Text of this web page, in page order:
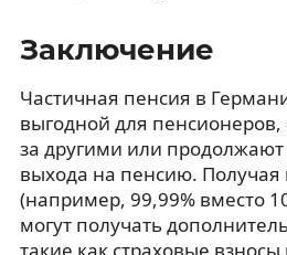
Заключение
Частичная пенсия в
выгодной для
за другими или продолжают
выхода на пенсию.
(например, 99,99% вместо
могут получать
такие как страховые